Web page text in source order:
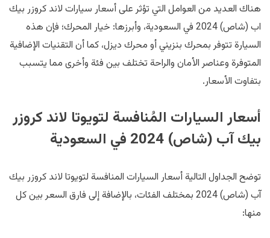
هناك العديد من العوامل التي تؤثر على أسعار سيارات لاند كروزر بيك
اب (شاص) 2024 في السعودية، وأبرزها: خيار المحرك؛ فإن هذه
السيارة تتوفر بمحرك بنزيني أو محرك ديزل، كما أن التقنيات الإضافية
المتوفرة وعناصر الأمان والراحة تختلف بين فئة وأخرى مما يتسبب
بتفاوت الأسعار.
أسعار السيارات المُنافسة لتويوتا لاند كروزر
بيك آب (شاص) 2024 في السعودية
توضح الجداول التالية أسعار السيارات المنافسة لتويوتا لاند كروزر بيك
آب (شاص) 2024 بمختلف الفئات، بالإضافة إلى فارق السعر بين كل
منها: